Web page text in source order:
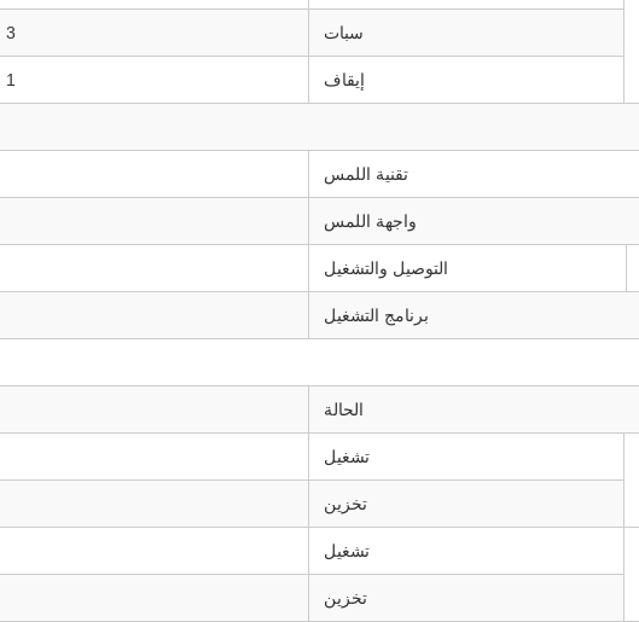
سبات 3 واط
إيقاف 1 واط
تقنية اللمس
واجهة اللمس
التوصيل والتشغيل
برنامج التشغيل
الحالة
تشغيل
تخزين
تشغيل
تخزين